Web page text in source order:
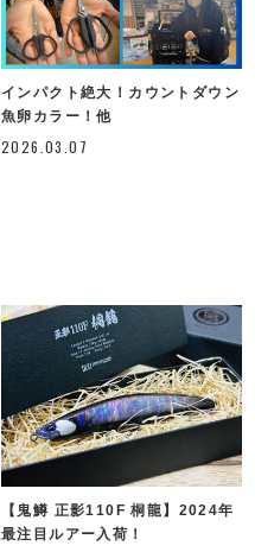
インパクト絶大！カウントダウン
魚卵カラー！他
2026.03.07
【鬼鱒 正影110F 桐龍】2024年
最注目ルアー入荷！